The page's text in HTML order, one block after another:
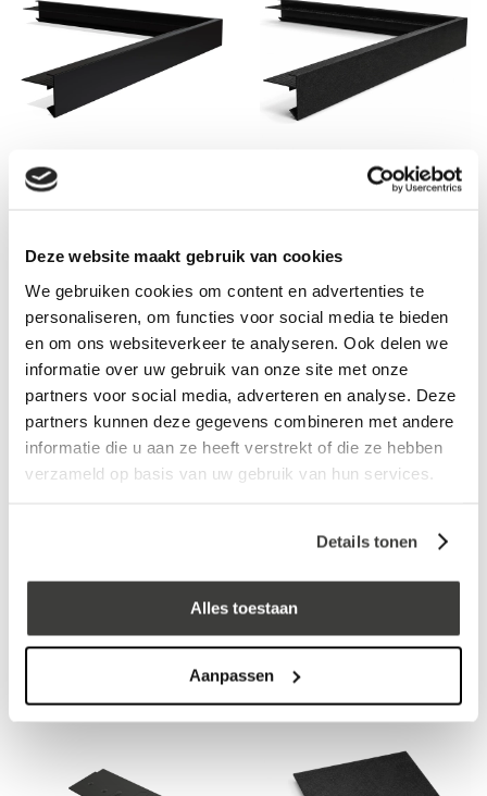
Deze website maakt gebruik van cookies
We gebruiken cookies om content en advertenties te
personaliseren, om functies voor social media te bieden
en om ons websiteverkeer te analyseren. Ook delen we
informatie over uw gebruik van onze site met onze
partners voor social media, adverteren en analyse. Deze
partners kunnen deze gegevens combineren met andere
informatie die u aan ze heeft verstrekt of die ze hebben
verzameld op basis van uw gebruik van hun services.
Details tonen
Alles toestaan
Aanpassen
Aluminium Buitenhoek
21,89
incl. BTW
Aluminium Buitenhoek
incl. BTW
500mm STRUCTUURLAK
Aluminium Binnenhoek